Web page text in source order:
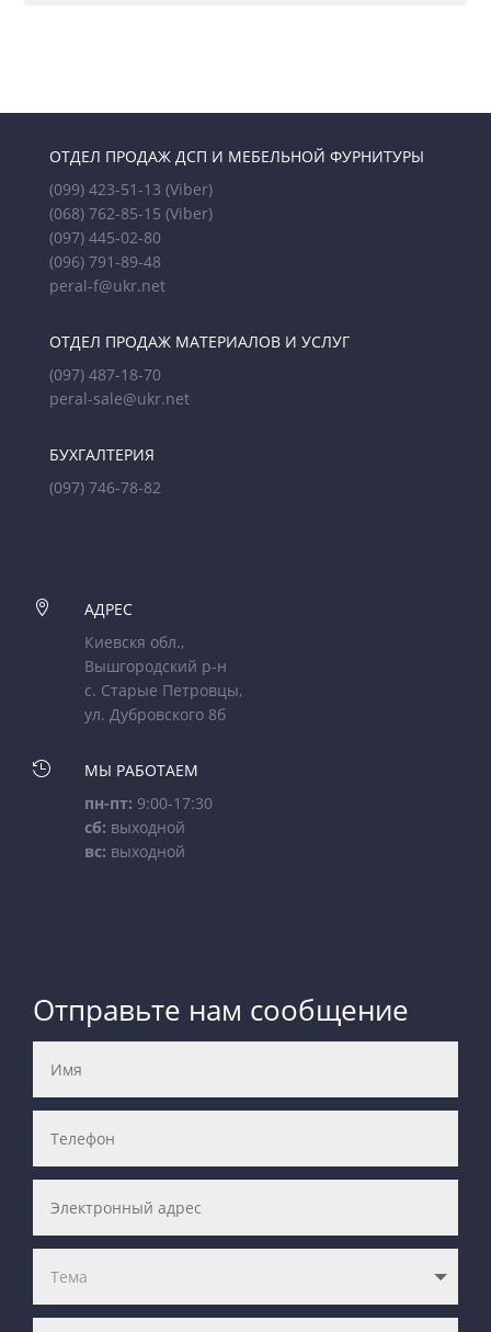
ОТДЕЛ ПРОДАЖ ДСП И МЕБЕЛЬНОЙ ФУРНИТУРЫ
(099) 423-51-13 (Viber)
(068) 762-85-15 (Viber)
(097) 445-02-80
(096) 791-89-48
peral-f@ukr.net
ОТДЕЛ ПРОДАЖ МАТЕРИАЛОВ И УСЛУГ
(097) 487-18-70
peral-sale@ukr.net
БУХГАЛТЕРИЯ
(097) 746-78-82

АДРЕС
Киевскя обл.,
Вышгородский р-н
с. Старые Петровцы,
ул. Дубровского 8б

МЫ РАБОТАЕМ
пн-пт: 9:00-17:30
сб: выходной
вс: выходной
Отправьте нам сообщение